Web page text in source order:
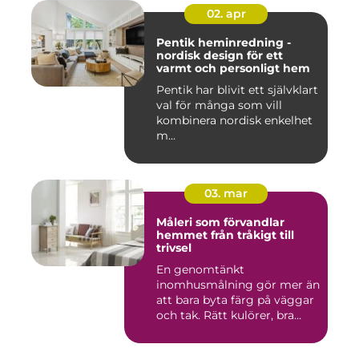
02. apr
Pentik heminredning -
nordisk design för ett
varmt och personligt hem
Pentik har blivit ett självklart
val för många som vill
kombinera nordisk enkelhet
m...
03. mar
Måleri som förvandlar
hemmet från tråkigt till
trivsel
En genomtänkt
inomhusmålning gör mer än
att bara byta färg på väggar
och tak. Rätt kulörer, bra